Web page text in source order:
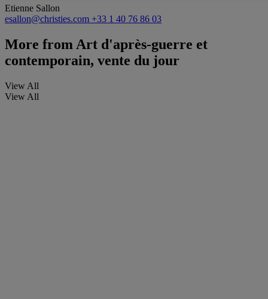
Etienne Sallon
esallon@christies.com +33 1 40 76 86 03
More from Art d'après-guerre et
contemporain, vente du jour
View All
View All